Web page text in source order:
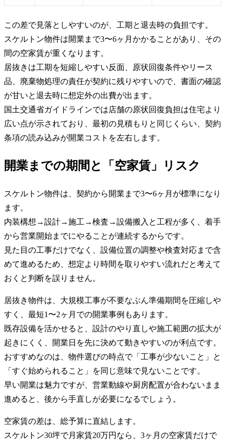
この差で見落としやすいのが、工期と退去時の負担です。
スケルトン物件は開業まで3〜6ヶ月かかることがあり、その
間の空家賃が重くなります。
居抜きは工期を短縮しやすい反面、原状回復条件やリース
品、廃棄物処理の責任が契約に残りやすいので、書面の確認
が甘いと退去時に想定外の出費が出ます。
国土交通省ガイドラインでは店舗の原状回復負担は住宅より
広い点が示されており、最初の見積もりと同じくらい、契約
条項の読み込みが開業コストを左右します。
開業までの期間と「空家賃」リスク
スケルトン物件は、契約から開業まで3〜6ヶ月が標準になり
ます。
内装構想→設計→施工→検査→設備搬入と工程が多く、着手
から営業開始までにやることが連続するからです。
見た目の工事だけでなく、設備位置の調整や検査対応まで含
めて進めるため、想定より時間を取りやすい流れだと考えて
おくと判断を誤りません。
居抜き物件は、大規模工事が不要なぶん準備期間を圧縮しや
すく、最短1〜2ヶ月での開業事例もあります。
既存設備を活かせると、設計のやり直しや施工範囲の拡大が
起きにくく、開業日を先に決めて動きやすいのが利点です。
おすすめなのは、物件選びの時点で「工事が少ないこと」と
「すぐ始められること」を同じ意味で見ないことです。
早い開業は魅力ですが、営業動線や厨房配置が合わないまま
進めると、後から手直しが必要になるでしょう。
空家賃の差は、総予算に直結します。
スケルトン30坪で月家賃20万円なら、3ヶ月の空家賃だけで